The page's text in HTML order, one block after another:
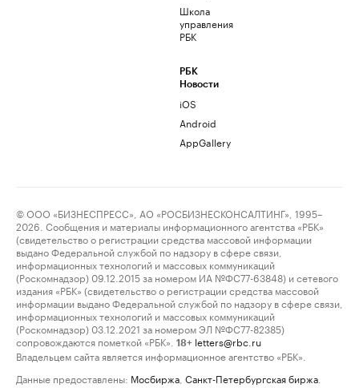
Школа
управления
РБК
РБК
Новости
iOS
Android
AppGallery
© ООО «БИЗНЕСПРЕСС», АО «РОСБИЗНЕСКОНСАЛТИНГ», 1995–
2026. Сообщения и материалы информационного агентства «РБК»
(свидетельство о регистрации средства массовой информации
выдано Федеральной службой по надзору в сфере связи,
информационных технологий и массовых коммуникаций
(Роскомнадзор) 09.12.2015 за номером ИА №ФС77-63848) и сетевого
издания «РБК» (свидетельство о регистрации средства массовой
информации выдано Федеральной службой по надзору в сфере связи,
информационных технологий и массовых коммуникаций
(Роскомнадзор) 03.12.2021 за номером ЭЛ №ФС77-82385)
сопровождаются пометкой «РБК».
18+ letters@rbc.ru
Владельцем сайта является информационное агентство «РБК».
Данные предоставлены: Мосбиржа Санкт-Петербургская биржа